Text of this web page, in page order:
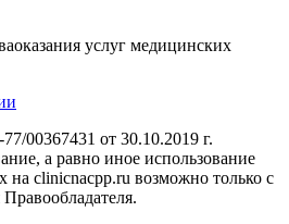
услуг медицинских
00367431 от 30.10.2019 г.
а равно иное использование
на clinicnacpp.ru возможно только с